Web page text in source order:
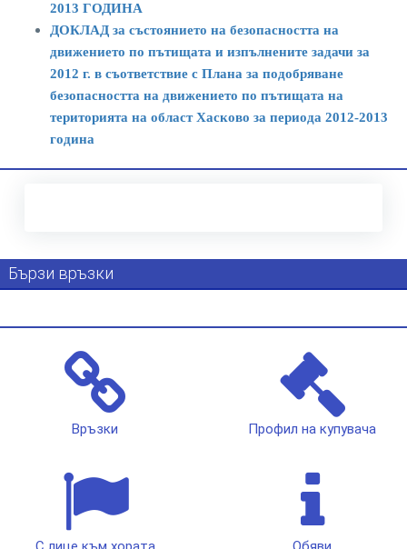
2013 ГОДИНА
ДОКЛАД за състоянието на безопасността на
движението по пътищата и изпълнените задачи за
2012 г. в съответствие с Плана за подобряване
безопасността на движението по пътищата на
територията на област Хасково за периода 2012-2013
година
Бързи връзки
Връзки Профил на купувача